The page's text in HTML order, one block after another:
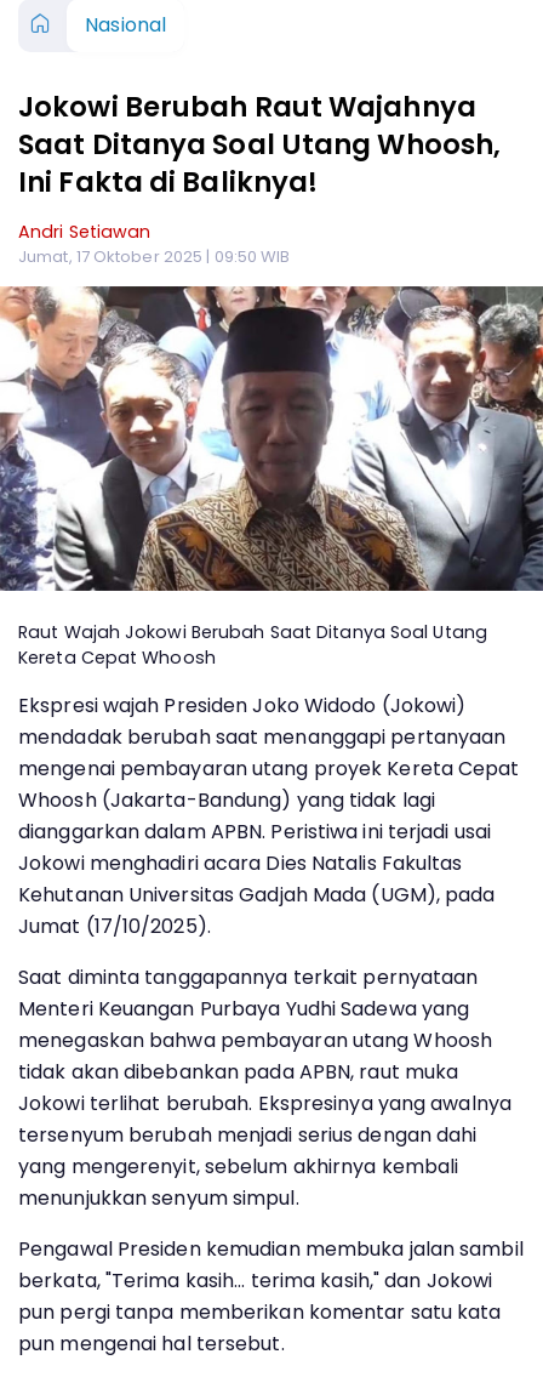
Nasional
Jokowi Berubah Raut Wajahnya
Saat Ditanya Soal Utang Whoosh,
Ini Fakta di Baliknya!
Andri Setiawan
Jumat, 17 Oktober 2025 | 09:50 WIB
Raut Wajah Jokowi Berubah Saat Ditanya Soal Utang
Kereta Cepat Whoosh
Ekspresi wajah Presiden Joko Widodo (Jokowi)
mendadak berubah saat menanggapi pertanyaan
mengenai pembayaran utang proyek Kereta Cepat
Whoosh (Jakarta-Bandung) yang tidak lagi
dianggarkan dalam APBN. Peristiwa ini terjadi usai
Jokowi menghadiri acara Dies Natalis Fakultas
Kehutanan Universitas Gadjah Mada (UGM), pada
Jumat (17/10/2025).
Saat diminta tanggapannya terkait pernyataan
Menteri Keuangan Purbaya Yudhi Sadewa yang
menegaskan bahwa pembayaran utang Whoosh
tidak akan dibebankan pada APBN, raut muka
Jokowi terlihat berubah. Ekspresinya yang awalnya
tersenyum berubah menjadi serius dengan dahi
yang mengerenyit, sebelum akhirnya kembali
menunjukkan senyum simpul.
Pengawal Presiden kemudian membuka jalan sambil
berkata, "Terima kasih... terima kasih," dan Jokowi
pun pergi tanpa memberikan komentar satu kata
pun mengenai hal tersebut.